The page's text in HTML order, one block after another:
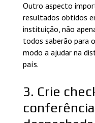
Outro aspecto
resultados obtidos
instituição, não
todos saberão para
modo a ajudar na
país.
3. Crie